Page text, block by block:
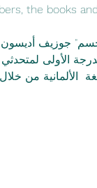
the books
جوزيف أديسون
الأولى
الألمانية